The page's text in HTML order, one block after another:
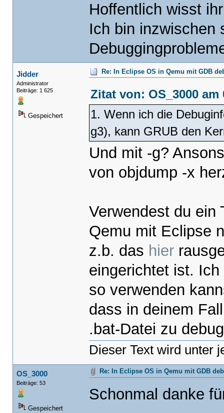
Hoffentlich wisst
Ich bin inzwischen
Jidder
Administrator
Beiträge: 1 625
Gespeichert
Re: In Eclipse OS in Qemu mit GDB
Zitat von: OS_3000 am
1. Wenn ich die
g3), kann GRUB den
Und mit -g?
von objdump -x
Verwendest du ein
Qemu mit Eclipse
z.b. das hier
eingerichtet ist.
so verwenden
dass in deinem
.bat-Datei zu
Dieser Text wird unter
OS_3000
Beiträge: 53
Gespeichert
Re: In Eclipse OS in Qemu mit GDB
Schonmal danke